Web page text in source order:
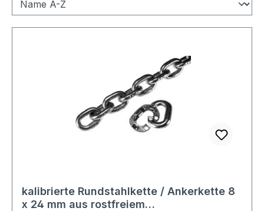
kalibrierte Rundstahlkette / Ankerkette 8
x 24 mm aus rostfreiem